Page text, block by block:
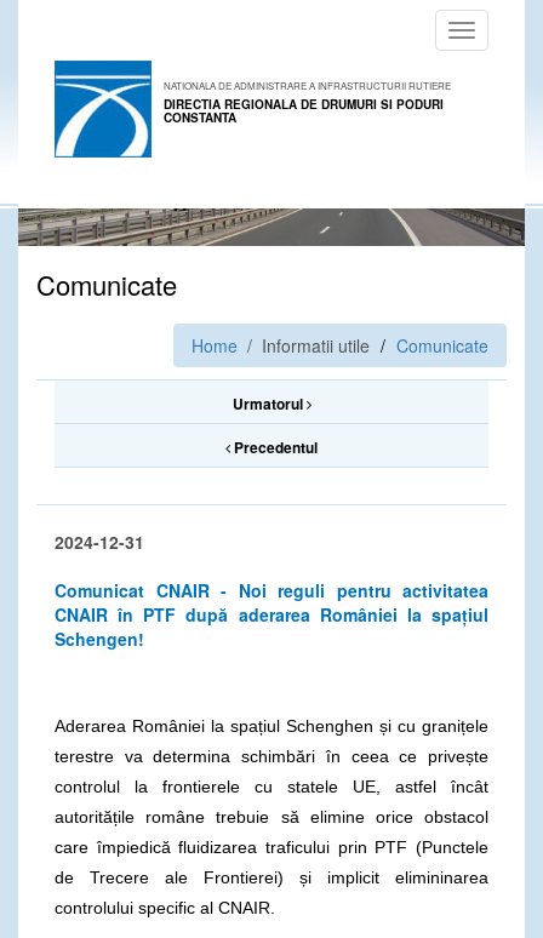
Toggle
navigation
NATIONALA DE ADMINISTRARE A INFRASTRUCTURII RUTIERE
DIRECTIA REGIONALA DE DRUMURI SI PODURI
CONSTANTA
Comunicate
Home / Informatii utile Comunicate
Urmatorul
Precedentul
2024-12-31
Comunicat CNAIR - Noi reguli pentru activitatea
CNAIR în PTF după aderarea României la spațiul
Schengen!
Aderarea României la spațiul Schenghen și cu granițele
terestre va determina schimbări în ceea ce privește
controlul la frontierele cu statele UE, astfel încât
autoritățile române trebuie să elimine orice obstacol
care împiedică fluidizarea traficului prin PTF (Punctele
de Trecere ale Frontierei) și implicit elimininarea
controlului specific al CNAIR.